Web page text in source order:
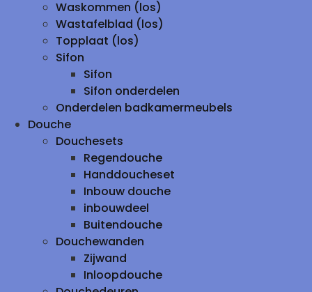
Waskommen (los)
Wastafelblad (los)
Topplaat (los)
Sifon
Sifon
Sifon onderdelen
Onderdelen badkamermeubels
Douche
Douchesets
Regendouche
Handdoucheset
Inbouw douche
inbouwdeel
Buitendouche
Douchewanden
Zijwand
Inloopdouche